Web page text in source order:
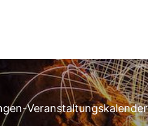
-Veranstaltungskalender